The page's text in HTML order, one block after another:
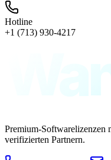
Hotline
+1 (713) 930-4217
Premium-Softwarelizenzen
verifizierten Partnern.